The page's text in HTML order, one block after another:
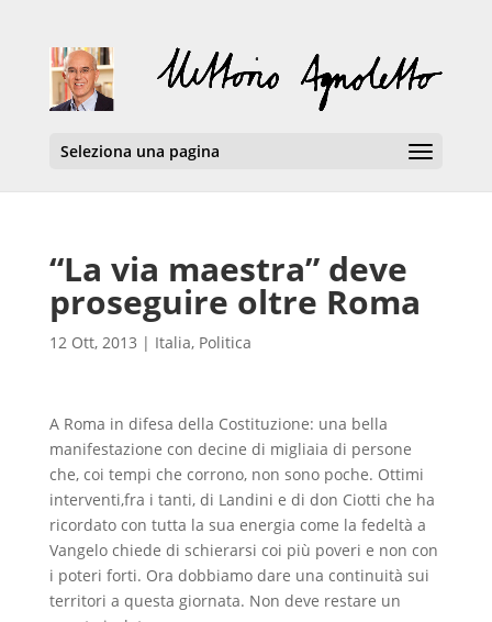
Seleziona una pagina
“La via maestra” deve
proseguire oltre Roma
12 Ott, 2013 | Italia, Politica
A Roma in difesa della Costituzione: una bella
manifestazione con decine di migliaia di persone
che, coi tempi che corrono, non sono poche. Ottimi
interventi,fra i tanti, di Landini e di don Ciotti che ha
ricordato con tutta la sua energia come la fedeltà a
Vangelo chiede di schierarsi coi più poveri e non con
i poteri forti. Ora dobbiamo dare una continuità sui
territori a questa giornata. Non deve restare un